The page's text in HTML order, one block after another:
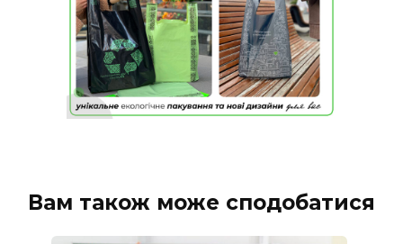
Вам також може сподобатися